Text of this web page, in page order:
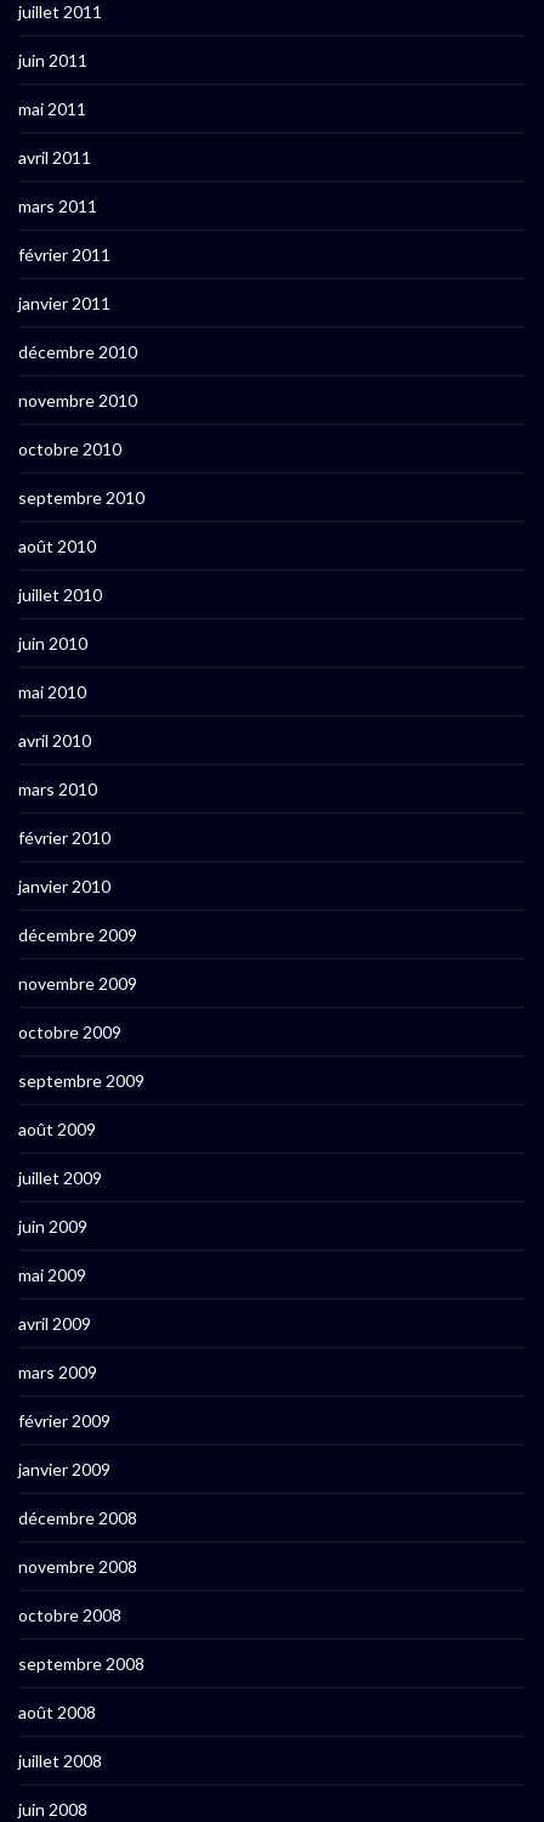
juillet 2011
juin 2011
mai 2011
avril 2011
mars 2011
février 2011
janvier 2011
décembre 2010
novembre 2010
octobre 2010
septembre 2010
août 2010
juillet 2010
juin 2010
mai 2010
avril 2010
mars 2010
février 2010
janvier 2010
décembre 2009
novembre 2009
octobre 2009
septembre 2009
août 2009
juillet 2009
juin 2009
mai 2009
avril 2009
mars 2009
février 2009
janvier 2009
décembre 2008
novembre 2008
octobre 2008
septembre 2008
août 2008
juillet 2008
juin 2008